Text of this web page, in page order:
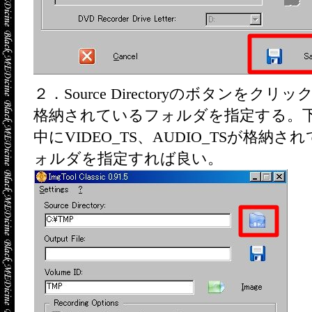
２．Source Directoryのボタンをクリッ
格納されているフォルダを指定する。
中にVIDEO_TS、AUDIO_TSが格納さ
ォルダを指定すれば良い。